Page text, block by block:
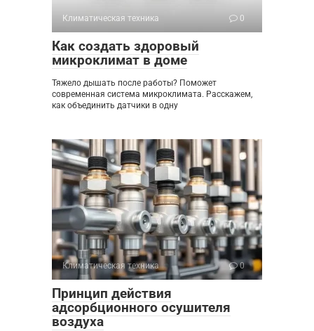
Климатическая техника 0
Как создать здоровый
микроклимат в доме
Тяжело дышать после работы? Поможет
современная система микроклимата. Расскажем,
как объединить датчики в одну
Климатическая техника 0
Принцип действия
адсорбционного осушителя
воздуха